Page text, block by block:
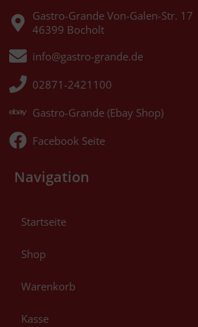
Gastro-Grande Von-Galen-Str. 17
46399 Bocholt
info@gastro-grande.de
02871-2421100
Gastro-Grande (Ebay Shop)
Facebook Seite
Navigation
Startseite
Shop
Warenkorb
Kasse